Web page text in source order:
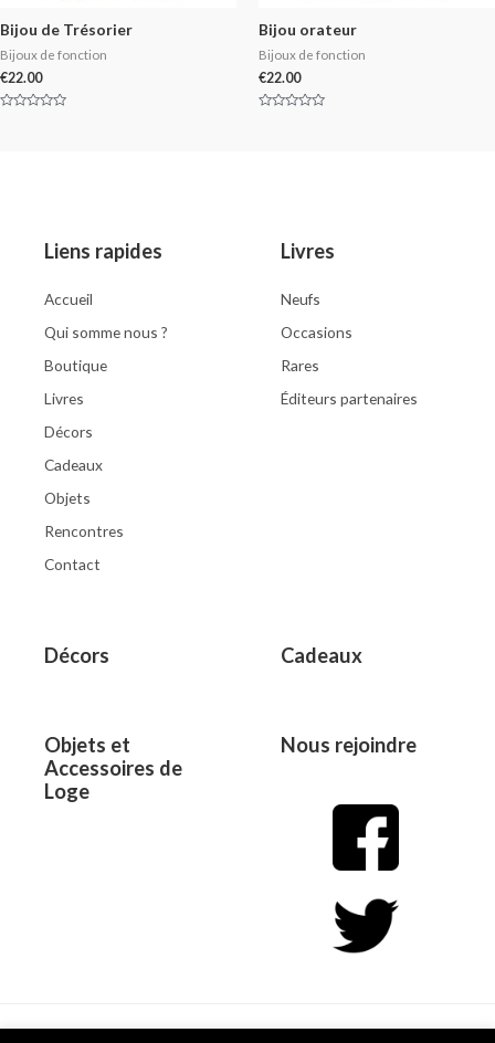
Bijou de Trésorier
Bijoux de fonction
€22.00
Bijou orateur
Bijoux de fonction
€22.00
Liens rapides
Accueil
Qui somme nous ?
Boutique
Livres
Décors
Cadeaux
Objets
Rencontres
Contact
Livres
Neufs
Occasions
Rares
Éditeurs partenaires
Décors Cadeaux
Objets et
Accessoires de
Loge
Nous rejoindre